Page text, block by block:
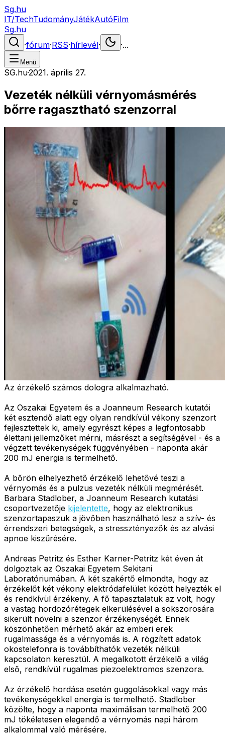
Sg.hu
IT/TechTudományJátékAutóFilm
Sg.hu
·fórum·RSS·hírlevél· ·...
Menü
SG.hu·2021. április 27.
Vezeték nélküli vérnyomásmérés
bőrre ragasztható szenzorral
Az érzékelő számos dologra alkalmazható.
Az Oszakai Egyetem és a Joanneum Research kutatói
két esztendő alatt egy olyan rendkívül vékony szenzort
fejlesztettek ki, amely egyrészt képes a legfontosabb
élettani jellemzőket mérni, másrészt a segítségével - és a
végzett tevékenységek függvényében - naponta akár
200 mJ energia is termelhető.
A bőrön elhelyezhető érzékelő lehetővé teszi a
vérnyomás és a pulzus vezeték nélküli megmérését.
Barbara Stadlober, a Joanneum Research kutatási
csoportvezetője kijelentette, hogy az elektronikus
szenzortapaszuk a jövőben használható lesz a szív- és
érrendszeri betegségek, a stressztényezők és az alvási
apnoe kiszűrésére.
Andreas Petritz és Esther Karner-Petritz két éven át
dolgoztak az Oszakai Egyetem Sekitani
Laboratóriumában. A két szakértő elmondta, hogy az
érzékelőt két vékony elektródafelület között helyezték el
és rendkívül érzékeny. A fő tapasztalatuk az volt, hogy
a vastag hordozórétegek elkerülésével a sokszorosára
sikerült növelni a szenzor érzékenységét. Ennek
köszönhetően mérhető akár az emberi erek
rugalmassága és a vérnyomás is. A rögzített adatok
okostelefonra is továbbíthatók vezeték nélküli
kapcsolaton keresztül. A megalkotott érzékelő a világ
első, rendkívül rugalmas piezoelektromos szenzora.
Az érzékelő hordása esetén guggolásokkal vagy más
tevékenységekkel energia is termelhető. Stadlober
közölte, hogy a naponta maximálisan termelhető 200
mJ tökéletesen elegendő a vérnyomás napi három
alkalommal való mérésére.